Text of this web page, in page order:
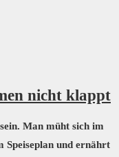
nicht klappt
Man müht sich im
Speiseplan und ernährt